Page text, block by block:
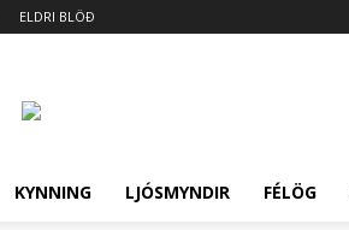
ELDRI BLÖÐ
KYNNING LJÓSMYNDIR FÉLÖG